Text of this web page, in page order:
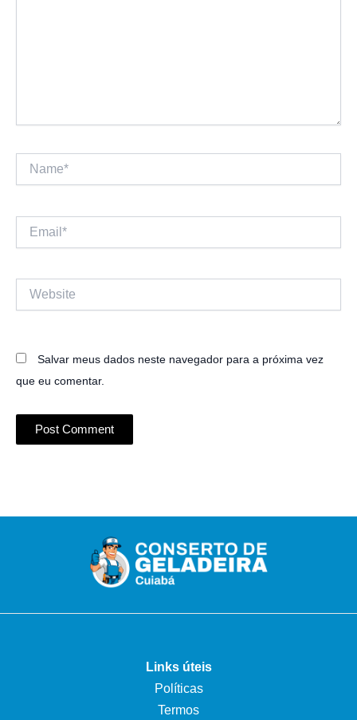
Website
Salvar meus dados neste navegador para a próxima vez
que eu comentar.
Links úteis
Políticas
Termos